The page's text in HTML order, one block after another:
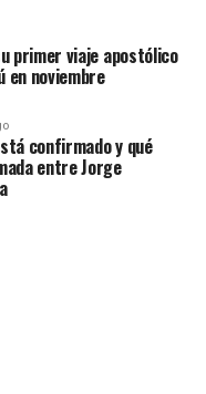
primer viaje apostólico
en noviembre
confirmado y qué
entre Jorge